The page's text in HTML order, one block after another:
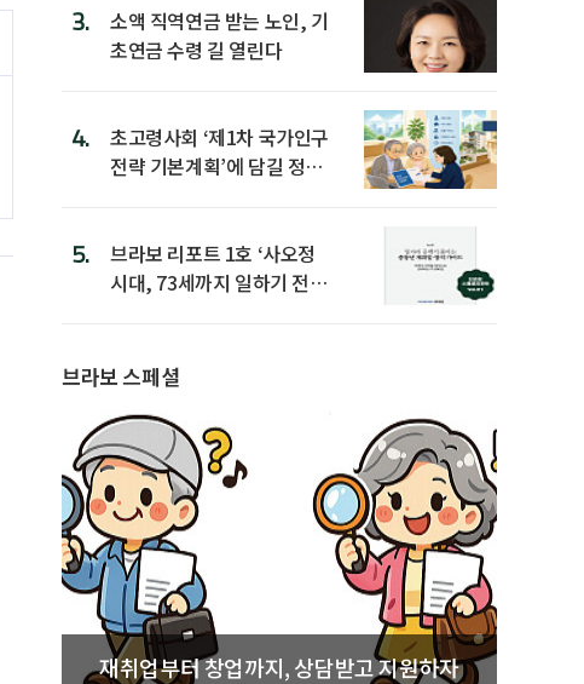
3.
소액 직역연금 받는 노인, 기
초연금 수령 길 열린다
4.
초고령사회 ‘제1차 국가인구
전략 기본계획’에 담길 정책
5.
브라보 리포트 1호 ‘사오정
시대, 73세까지 일하기 전략’
브라보 스페셜
재취업부터 창업까지, 상담받고 지원하자